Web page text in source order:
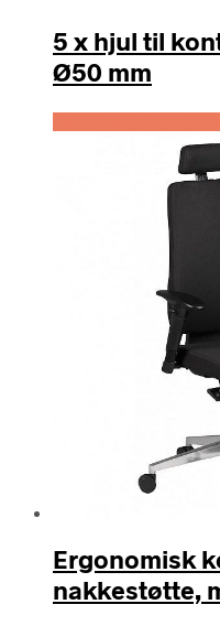
5 x hjul til
Ø50 mm
Ergonomisk
nakkestøtte,